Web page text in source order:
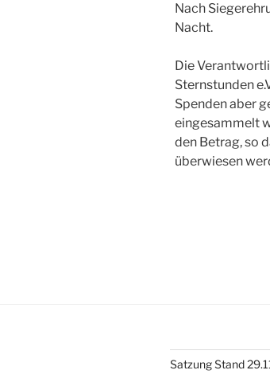
Nach
Nacht.
Die
Sternstunden
Spenden aber
eingesammelt
den Betrag, so
überwiesen
Satzung Stand